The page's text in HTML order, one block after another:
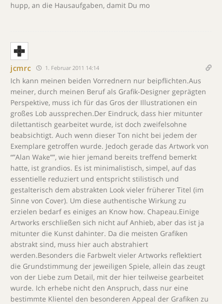
hupp, an die Hausaufgaben, damit Du mo
jcmrc 1. Februar 2011 14:14
Ich kann meinen beiden Vorrednern nur beipflichten.Aus
meiner, durch meinen Beruf als Grafik-Designer geprägten
Perspektive, muss ich für das Gros der Illustrationen ein
großes Lob aussprechen.Der Eindruck, dass hier mitunter
dilettantisch gearbeitet wurde, ist doch zweifelsohne
beabsichtigt. Auch wenn dieser Ton nicht bei jedem der
Exemplare getroffen wurde. Jedoch gerade das Artwork von
“”Alan Wake””, wie hier jemand bereits treffend bemerkt
hatte, ist grandios. Es ist minimalistisch, simpel, auf das
essentielle reduziert und entspricht stilistisch und
gestalterisch dem abstrakten Look vieler früherer Titel (im
Sinne von Cover). Um diese authentische Wirkung zu
erzielen bedarf es einiges an Know how. Chapeau.Einige
Artworks erschließen sich nicht auf Anhieb, aber das ist ja
mitunter die Kunst dahinter. Da die meisten Grafiken
abstrakt sind, muss hier auch abstrahiert
werden.Besonders die Farbwelt vieler Artworks reflektiert
die Grundstimmung der jeweiligen Spiele, allein das zeugt
von der Liebe zum Detail, mit der hier teilweise gearbeitet
wurde. Ich erhebe nicht den Anspruch, dass nur eine
bestimmte Klientel den besonderen Appeal der Grafiken zu